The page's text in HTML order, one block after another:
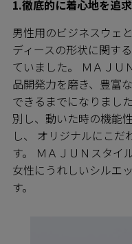
1.徹底的に着心地を追求
男性用のビジネスウェ
ディースの形状に関す
ていました。 ＭＡＪＵ
品開発力を磨き、豊富
できるまでになりまし
別し、動いた時の機能
し、 オリジナルにこだ
す。 ＭＡＪＵＮスタイ
女性にうれしいシルエ
す。